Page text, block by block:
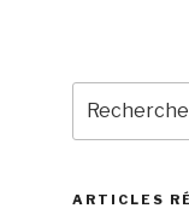
pour
:
ARTICLES